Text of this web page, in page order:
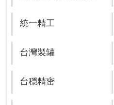
統一精工
台灣製罐
台穩精密